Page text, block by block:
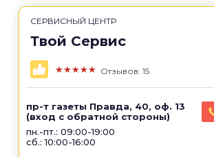
СЕРВИСНЫЙ ЦЕНТР
Твой Сервис
★★★★★ Отзывов: 15
пр-т газеты Правда, 40, оф. 13
(вход с обратной стороны)
пн.-пт.: 09:00-19:00
сб.: 10:00-16:00